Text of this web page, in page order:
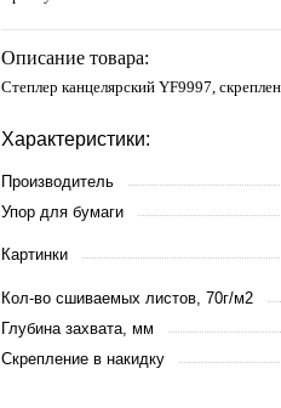
Описание товара:
Степлер канцелярский YF9997,
Характеристики:
Производитель
Упор для бумаги
Картинки
Кол-во сшиваемых листов, 70г/м2
Глубина захвата, мм
Скрепление в накидку